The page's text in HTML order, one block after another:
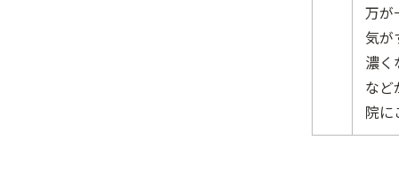
万が
気が
濃く
など
院に